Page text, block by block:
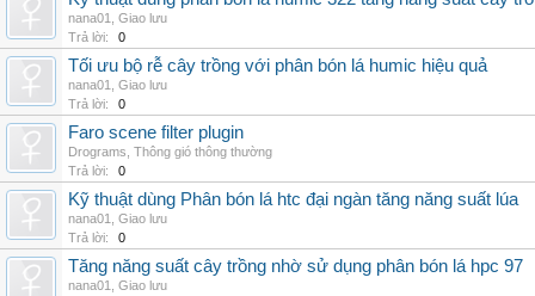
nana01
Giao lưu
Trả lời:
0
Tối ưu bộ rễ cây trồng với phân bón lá humic hiệu quả
nana01
Giao lưu
Trả lời:
0
Faro scene filter plugin
Drograms Thông gió thông thường
Trả lời:
0
Kỹ thuật dùng Phân bón lá htc đại ngàn tăng năng suất lúa
nana01
Giao lưu
Trả lời:
0
Tăng năng suất cây trồng nhờ sử dụng phân bón lá hpc 97
nana01
Giao lưu